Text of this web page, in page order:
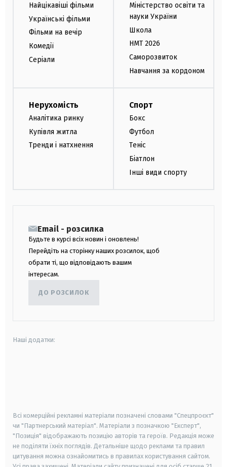
Найцікавіші фільми
Українські фільми
Фільми на вечір
Комедії
Серіали
Міністерство освіти та
науки України
Школа
НМТ 2026
Саморозвиток
Навчання за кордоном
Нерухомість
Аналітика ринку
Купівля житла
Тренди і натхнення
Спорт
Бокс
Футбол
Теніс
Біатлон
Інші види спорту
Email - розсилка
Будьте в курсі всіх новин і оновлень!
Перейдіть на сторінку наших розсилок, щоб
обрати ті, що відповідають вашим
інтересам.
ДО РОЗСИЛОК
Наші додатки:
Всі комерційні рекламні матеріали позначені словами "Спецпроєкт"
чи "Партнерський матеріал". Матеріали з позначкою "Експерт",
"Позиція" відображають позицію авторів та героїв. Редакція може
не поділяти їхніх поглядів. Детальніше щодо реклами та правил
цитування можна ознайомитись в правилах користування сайтом.